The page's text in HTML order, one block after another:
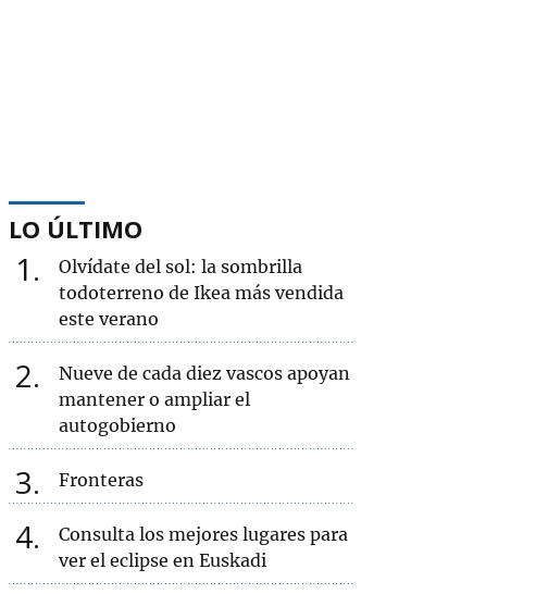
LO ÚLTIMO
1
Olvídate del sol: la sombrilla
todoterreno de Ikea más vendida
este verano
2
Nueve de cada diez vascos apoyan
mantener o ampliar el
autogobierno
3 Fronteras
4
Consulta los mejores lugares para
ver el eclipse en Euskadi